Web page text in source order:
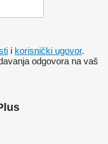
i korisnički ugovor.
odgovora na vaš